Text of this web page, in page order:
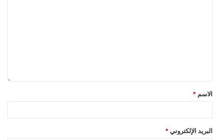
الاسم *
البريد الإلكتروني *